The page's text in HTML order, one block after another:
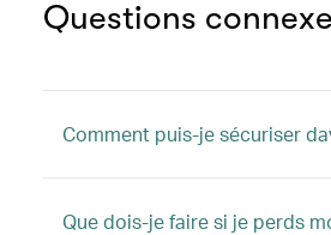
Questions
Comment puis-je sécuriser
Que dois-je faire si je perds